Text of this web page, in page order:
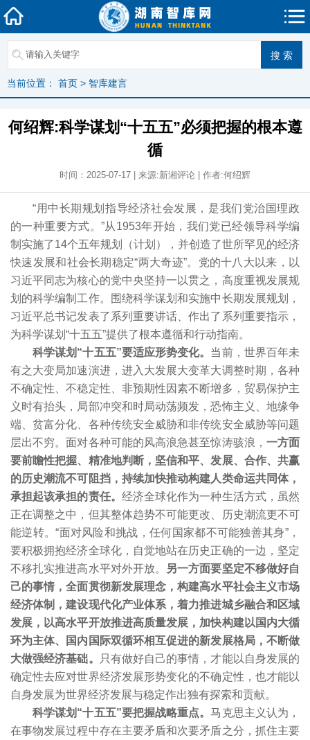
当前位置： 首页 > 智库建言
何绍辉:科学谋划“十五五”必须把握的根本遵
循
时间：2025-07-17 | 来源:新湘评论 | 作者:何绍辉
“用中长期规划指导经济社会发展，是我们党治国理政
的一种重要方式。”从1953年开始，我们党已经领导科学编
制实施了14个五年规划（计划），并创造了世所罕见的经济
快速发展和社会长期稳定“两大奇迹”。党的十八大以来，以
习近平同志为核心的党中央坚持一以贯之，高度重视发展规
划的科学编制工作。围绕科学谋划和实施中长期发展规划，
习近平总书记发表了系列重要讲话、作出了系列重要指示，
为科学谋划“十五五”提供了根本遵循和行动指南。
科学谋划“十五五”要适应形势变化。 当前，世界百年未
有之大变局加速演进，进入大发展大变革大调整时期，各种
不确定性、不稳定性、非预期性因素不断增多，贸易保护主
义时有抬头，局部冲突和时局动荡频发，恐怖主义、地缘争
端、贫富分化、各种传统安全威胁和非传统安全威胁等问题
层出不穷。面对各种可能的风高浪急甚至惊涛骇浪， 一方面
要前瞻性把握、精准地判断，坚信和平、发展、合作、共赢
的历史潮流不可阻挡，持续加快推动构建人类命运共同体，
承担起该承担的责任。 经济全球化作为一种生活方式，虽然
正在调整之中，但其整体趋势不可能更改、历史潮流更不可
能逆转。“面对风险和挑战，任何国家都不可能独善其身”，
要积极拥抱经济全球化，自觉地站在历史正确的一边，坚定
不移扎实推进高水平对外开放。
另一方面要坚定不移做好自
己的事情，全面贯彻新发展理念，构建高水平社会主义市场
经济体制，建设现代化产业体系，着力推进城乡融合和区域
发展，以高水平开放推进高质量发展，加快构建以国内大循
环为主体、国内国际双循环相互促进的新发展格局，不断做
大做强经济基础。
只有做好自己的事情，才能以自身发展的
确定性去应对世界经济发展形势变化的不确定性，也才能以
自身发展为世界经济发展与稳定作出独有探索和贡献。
科学谋划“十五五”要把握战略重点。马克思主义认为，
在事物发展过程中存在主要矛盾和次要矛盾之分，抓住主要